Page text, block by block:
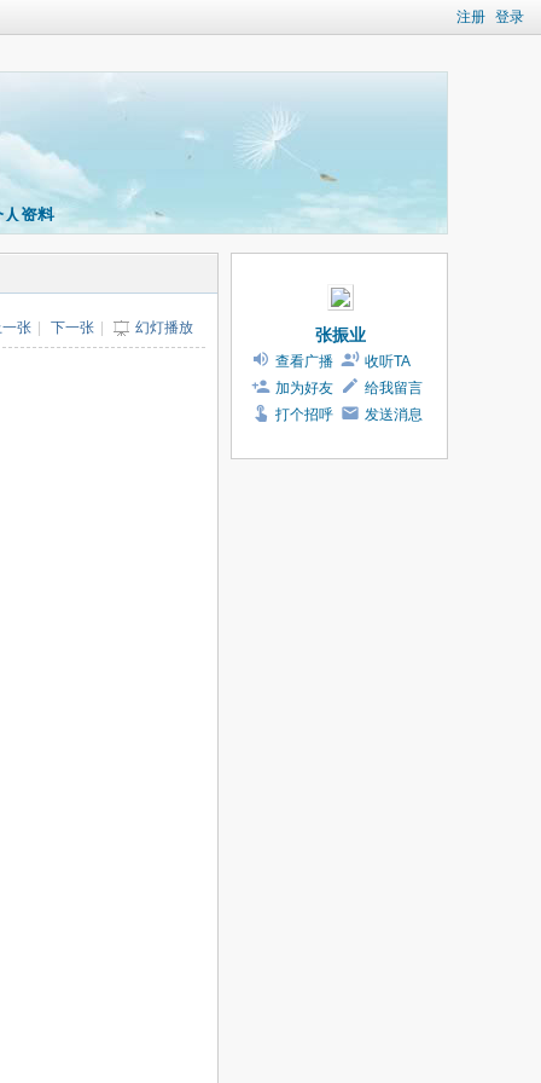
注册 登录
人资料
张 | 下一张 | 幻灯播放 张振业
查看广播
收听TA
加为好友
给我留言
打个招呼
发送消息